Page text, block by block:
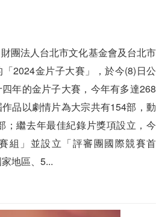
團法人台北市文化基金會及台北市
2024金片子大賽」，於今(8)日公
年的金片子大賽，今年有多達268
品以劇情片為大宗共有154部，動
；繼去年最佳紀錄片獎項設立，今
組」並設立「評審團國際競賽首
地區、5...